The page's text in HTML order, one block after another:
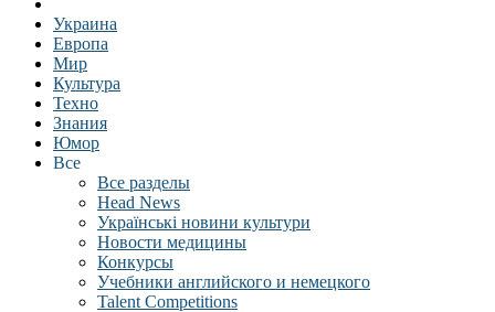
Украина
Европа
Мир
Культура
Техно
Знания
Юмор
Все
Все разделы
Head News
Українські новини культури
Новости медицины
Конкурсы
Учебники английского и немецкого
Talent Competitions